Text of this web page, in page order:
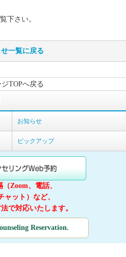
下さい。
一覧に戻る
TOPへ戻る
お知らせ
ピックアップ
Zoom、電話、
ャット）など、
で対応いたします。
Reservation.